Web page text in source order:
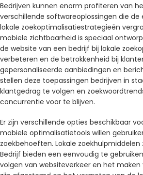
Bedrijven kunnen enorm profiteren van
verschillende softwareoplossingen die
lokale zoekoptimalisatiestrategieën
mobiele zichtbaarheid is speciaal
de website van een bedrijf bij lokale
verbeteren en de betrokkenheid bij
gepersonaliseerde aanbiedingen en
stellen deze toepassingen bedrijven in
klantgedrag te volgen en
concurrentie voor te blijven.
Er zijn verschillende opties beschikbaar
mobiele optimalisatietools willen
zoekbehoeften. Lokale zoekhulpmiddelen
Bedrijf bieden een eenvoudig te
volgen van websiteverkeer en het